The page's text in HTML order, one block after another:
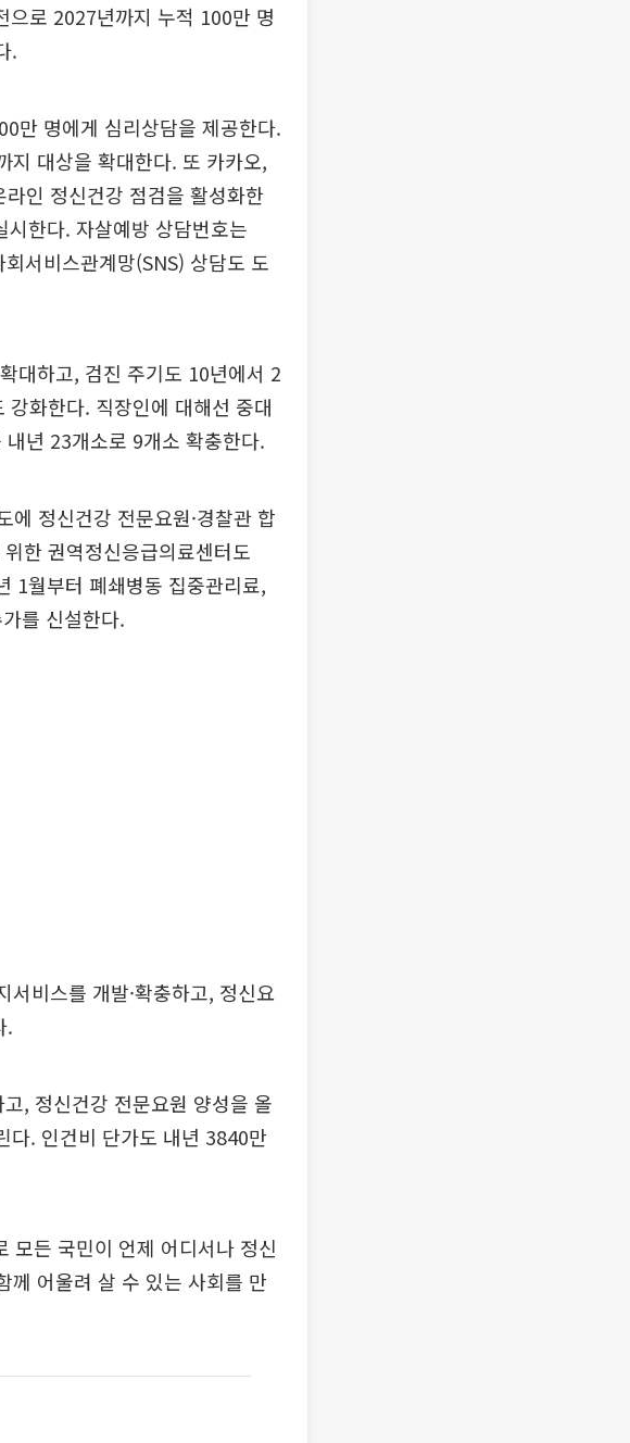
으로 2027년까지 누적 100만 명
.
만 명에게 심리상담을 제공한다.
지 대상을 확대한다. 또 카카오,
인 정신건강 점검을 활성화한
한다. 자살예방 상담번호는
서비스관계망(SNS) 상담도 도
대하고, 검진 주기도 10년에서 2
화한다. 직장인에 대해선 중대
년 23개소로 9개소 확충한다.
에 정신건강 전문요원·경찰관 합
한 권역정신응급의료센터도
1월부터 폐쇄병동 집중관리료,
를 신설한다.
비스를 개발·확충하고, 정신요
.
, 정신건강 전문요원 양성을 올
. 인건비 단가도 내년 3840만
모든 국민이 언제 어디서나 정신
께 어울려 살 수 있는 사회를 만